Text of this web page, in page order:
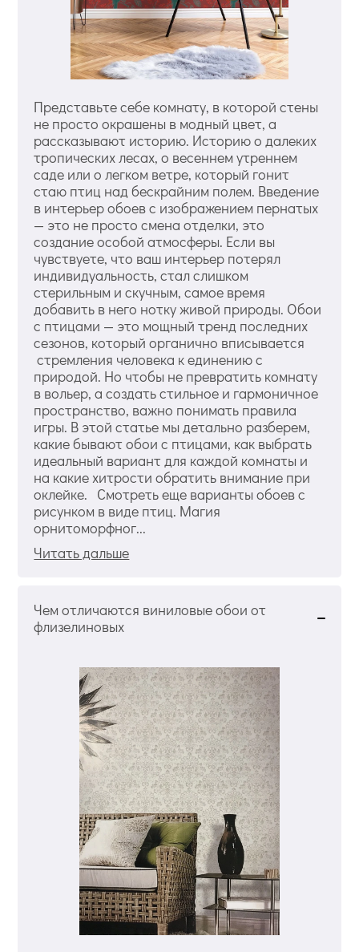
Представьте себе комнату, в которой стены
не просто окрашены в модный цвет, а
рассказывают историю. Историю о далеких
тропических лесах, о весеннем утреннем
саде или о легком ветре, который гонит
стаю птиц над бескрайним полем. Введение
в интерьер обоев с изображением пернатых
— это не просто смена отделки, это
создание особой атмосферы. Если вы
чувствуете, что ваш интерьер потерял
индивидуальность, стал слишком
стерильным и скучным, самое время
добавить в него нотку живой природы. Обои
с птицами — это мощный тренд последних
сезонов, который органично вписывается
стремления человека к единению с
природой. Но чтобы не превратить комнату
в вольер, а создать стильное и гармоничное
пространство, важно понимать правила
игры. В этой статье мы детально разберем,
какие бывают обои с птицами, как выбрать
идеальный вариант для каждой комнаты и
на какие хитрости обратить внимание при
оклейке. Смотреть еще варианты обоев с
рисунком в виде птиц. Магия
орнитоморфног...
Читать дальше
Чем отличаются виниловые обои от
флизелиновых